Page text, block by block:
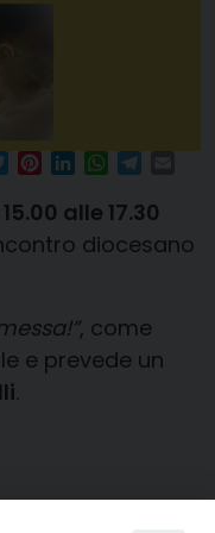
TwitterPinterest
LinkedInWhatsApp
alle 17.30
diocesano
, come
e prevede un
.